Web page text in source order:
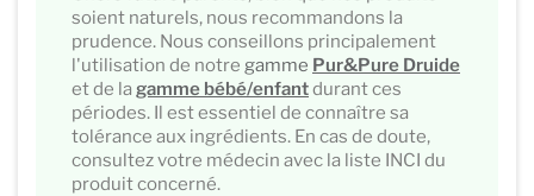
soient naturels, nous recommandons la
prudence. Nous conseillons principalement
l'utilisation de notre gamme Pur&Pure Druide
et de la gamme bébé/enfantdurant ces
périodes. Il est essentiel de connaître sa
tolérance aux ingrédients. En cas de doute,
consultez votre médecin avec la liste INCI du
produit concerné.